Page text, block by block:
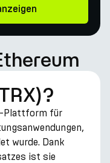
Plattform für
wurde. Dank
ist sie